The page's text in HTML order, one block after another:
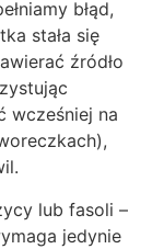
błąd,
stała się
źródło
wcześniej na
lub fasoli –
jedynie